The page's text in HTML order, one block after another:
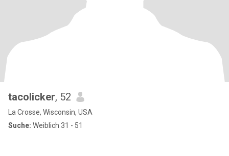
tacolicker, 52
La Crosse, Wisconsin, USA
Suche: Weiblich 31 - 51